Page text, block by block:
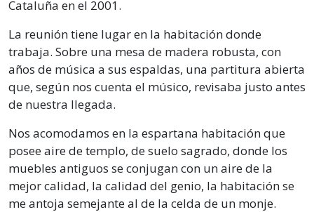
Cataluña en el 2001.
La reunión tiene lugar en la habitación donde
trabaja. Sobre una mesa de madera robusta, con
años de música a sus espaldas, una partitura abierta
que, según nos cuenta el músico, revisaba justo antes
de nuestra llegada.
Nos acomodamos en la espartana habitación que
posee aire de templo, de suelo sagrado, donde los
muebles antiguos se conjugan con un aire de la
mejor calidad, la calidad del genio, la habitación se
me antoja semejante al de la celda de un monje.